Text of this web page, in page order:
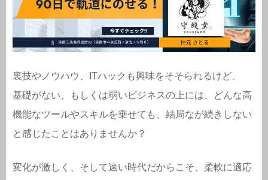
裏技やノウハウ、ITハックも興味をそそられるけど、
基礎がない、もしくは弱いビジネスの上には、どんな高
機能なツールやスキルを乗せても、結局なが続きしない
と感じたことはありませんか？
変化が激しく、そして速い時代だからこそ、柔軟に適応